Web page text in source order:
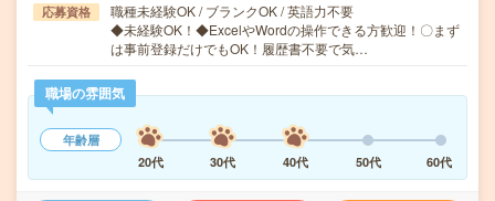
応募資格
職種未経験OK / ブランクOK / 英語力不要
◆未経験OK！◆ExcelやWordの操作できる方歓迎！〇まず
は事前登録だけでもOK！履歴書不要で気…
職場の雰囲気
年齢層
20代
30代 40代 50代 60代